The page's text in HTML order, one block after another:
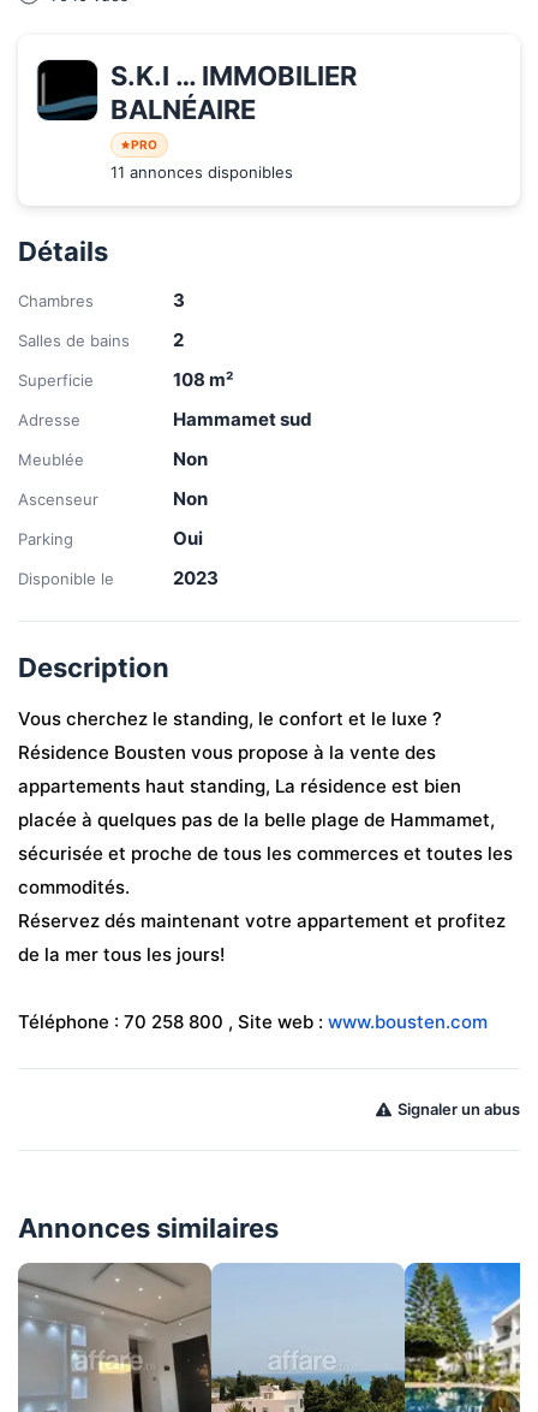
S.K.I … IMMOBILIER
BALNÉAIRE
PRO
11 annonces disponibles
Détails
Chambres 3
Salles de bains 2
Superficie 108 m²
Adresse Hammamet sud
Meublée Non
Ascenseur Non
Parking Oui
Disponible le 2023
Description
Vous cherchez le standing, le confort et le luxe ?
Résidence Bousten vous propose à la vente des
appartements haut standing, La résidence est bien
placée à quelques pas de la belle plage de Hammamet,
sécurisée et proche de tous les commerces et toutes les
commodités.
Réservez dés maintenant votre appartement et profitez
de la mer tous les jours!
Téléphone : 70 258 800 , Site web : www.bousten.com
Signaler un abus
Annonces similaires